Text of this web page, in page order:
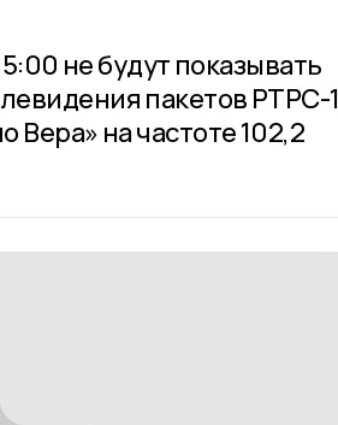
не будут показывать
пакетов РТРС-1
Вера» на частоте 102,2